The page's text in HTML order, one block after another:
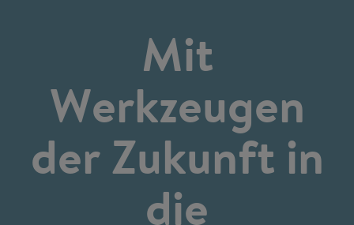
Mit
Werkzeugen
der Zukunft in
die